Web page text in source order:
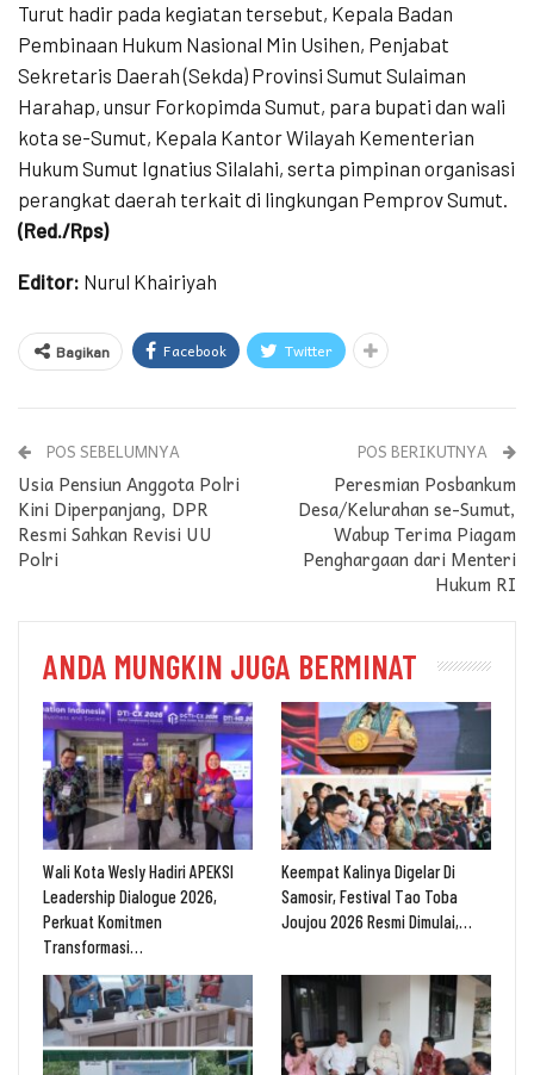
Turut hadir pada kegiatan tersebut, Kepala Badan
Pembinaan Hukum Nasional Min Usihen, Penjabat
Sekretaris Daerah (Sekda) Provinsi Sumut Sulaiman
Harahap, unsur Forkopimda Sumut, para bupati dan wali
kota se-Sumut, Kepala Kantor Wilayah Kementerian
Hukum Sumut Ignatius Silalahi, serta pimpinan organisasi
perangkat daerah terkait di lingkungan Pemprov Sumut.
(Red./Rps)
Editor: Nurul Khairiyah
Bagikan Facebook Twitter
POS SEBELUMNYA
Usia Pensiun Anggota Polri
Kini Diperpanjang, DPR
Resmi Sahkan Revisi UU
Polri
POS BERIKUTNYA
Peresmian Posbankum
Desa/Kelurahan se-Sumut,
Wabup Terima Piagam
Penghargaan dari Menteri
Hukum RI
ANDA MUNGKIN JUGA BERMINAT
Wali Kota Wesly Hadiri APEKSI
Leadership Dialogue 2026,
Perkuat Komitmen
Transformasi…
Keempat Kalinya Digelar Di
Samosir, Festival Tao Toba
Joujou 2026 Resmi Dimulai,…